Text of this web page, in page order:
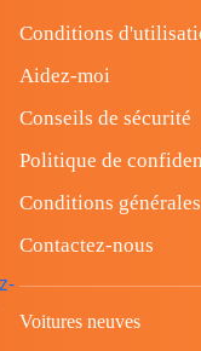
Conditions
Aidez-moi
Conseils de sécurité
Politique de
Conditions
Contactez-nous
Voitures neuves